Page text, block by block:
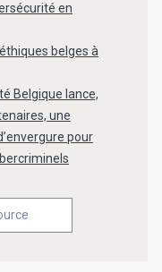
en
belges à
Belgique lance,
une
pour